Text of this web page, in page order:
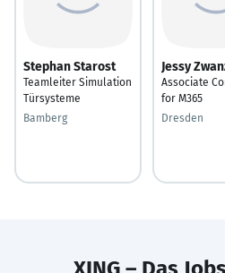
Stephan Starost
Teamleiter Simulation
Türsysteme
Bamberg
Jessy
Associate
for M365
Dresden